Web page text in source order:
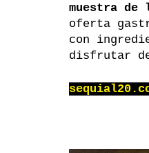
muestra
oferta
con
disfrutar